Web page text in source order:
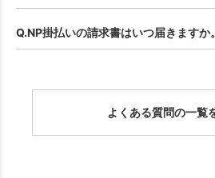
お買い物を続ける
Q.NP掛払いの請求書はいつ届きますか。
よくある質問の一覧